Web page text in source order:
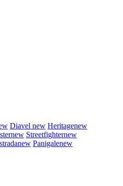
Diavel new Heritagenew
new Streetfighternew
new Panigalenew